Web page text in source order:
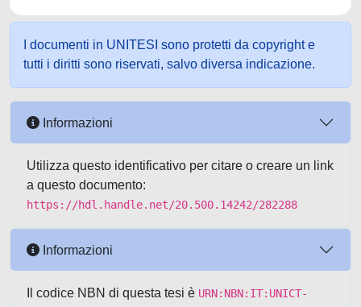
I documenti in UNITESI sono protetti da copyright e
tutti i diritti sono riservati, salvo diversa indicazione.
Informazioni
Utilizza questo identificativo per citare o creare un link
a questo documento:
https://hdl.handle.net/20.500.14242/282288
Informazioni
Il codice NBN di questa tesi è URN:NBN:IT:UNICT-